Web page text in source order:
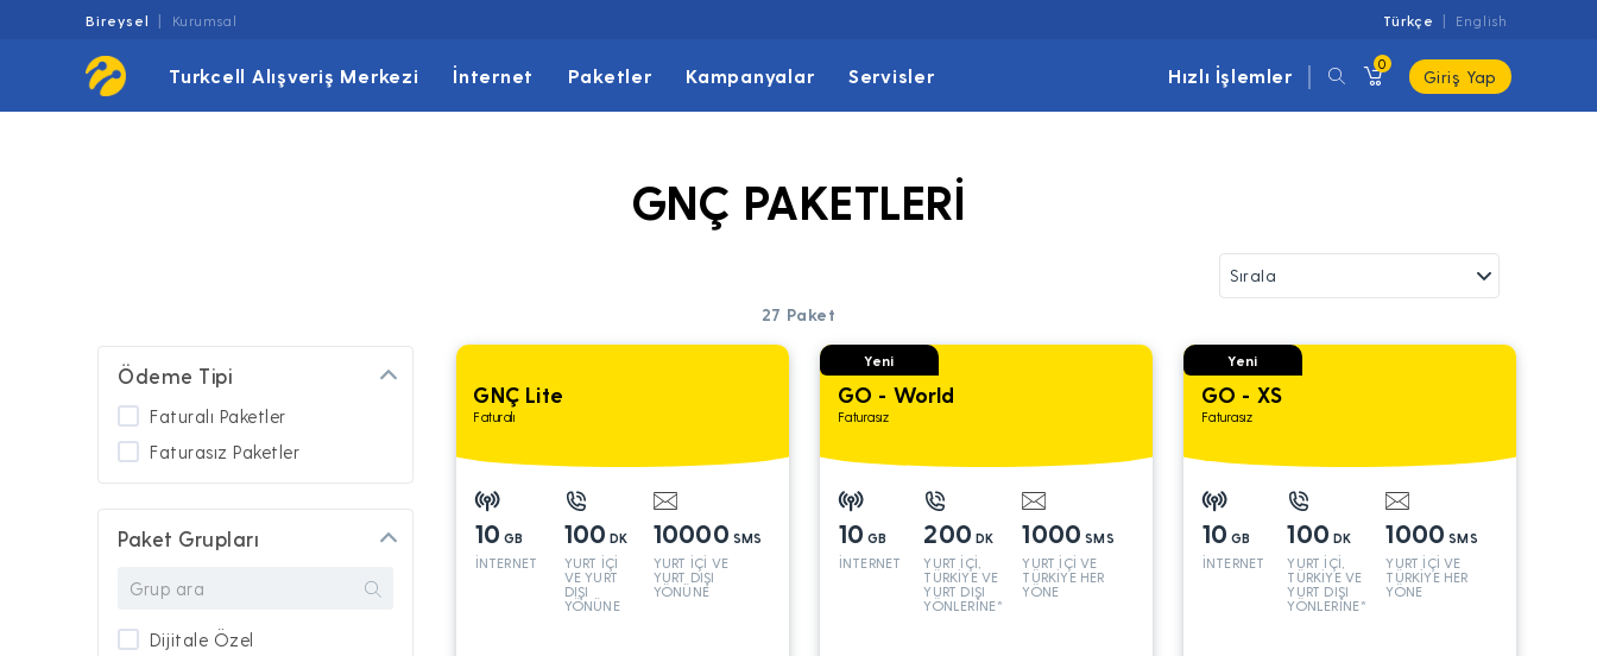
Bireysel Kurumsal Türkçe English
Turkcell Alışveriş Merkezi İnternet Paketler Kampanyalar Servisler Hızlı İşlemler
0
Giriş Yap
GNÇ PAKETLERİ
27 Paket
GNÇ Lite
Faturalı
10 GB
İNTERNET
100 DK
YURT İÇİ
VE YURT
DIŞI
YÖNÜNE
10000 SMS
YURT İÇİ VE
YURT DIŞI
YÖNÜNE
Yeni
GO - World
Faturasız
10 GB
İNTERNET
200 DK
YURT İÇİ,
TÜRKİYE VE
YURT DIŞI
YÖNLERİNE*
1000 SMS
YURT İÇİ VE
TÜRKİYE HER
YÖNE
Yeni
GO - XS
Faturasız
10 GB
İNTERNET
100 DK
YURT İÇİ,
TÜRKİYE VE
YURT DIŞI
YÖNLERİNE*
1000 SMS
YURT İÇİ VE
TÜRKİYE HER
YÖNE
Ödeme Tipi
Faturalı Paketler
Faturasız Paketler
Paket Grupları
Dijitale Özel